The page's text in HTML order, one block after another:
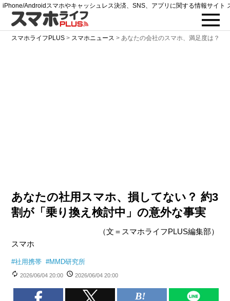
iPhone/Androidスマホやキャッシュレス決済、SNS、アプリに関する情報サイト
スマホライフPLUS > スマホニュース >あなたの会社のスマホ、満足度は？
あなたの社用スマホ、損してない？ 約3
割が「乗り換え検討中」の意外な事実
（文＝スマホライフPLUS編集部）
スマホ
#社用携帯 #MMD研究所
2026/06/04 20:00 2026/06/04 20:00